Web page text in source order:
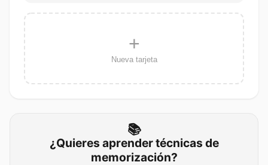
+
Nueva tarjeta
📚
¿Quieres aprender técnicas de
memorización?